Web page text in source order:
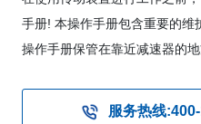
手册! 本操作手册包含重要的维
操作手册保管在靠近减速器的
服务热线